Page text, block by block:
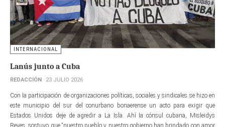
INTERNACIONAL
Lanús junto a Cuba
REDACCIÓN 23 JULIO 2026
Con la participación de organizaciones políticas, sociales y sindicales se hizo en
este municipio del sur del conurbano bonaerense un acto para exigir que
Estados Unidos deje de agredir a La Isla. Ahí la cónsul cubana, Misleidys
Reyes, sostuvo que “nuestro pueblo y nuestro gobierno han brindado con amor